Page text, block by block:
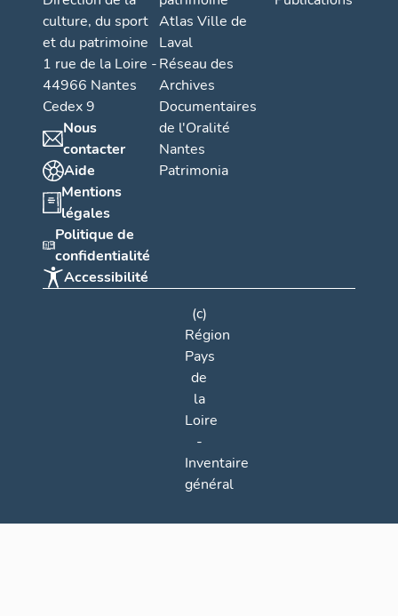
culture, du sport
et du patrimoine
1 rue de la Loire -
44966 Nantes
Cedex 9
Nous
contacter
Aide
Mentions
légales
Politique de
confidentialité
Accessibilité
Atlas Ville de
Laval
Réseau des
Archives
Documentaires
de l'Oralité
Nantes
Patrimonia
(c)
Région
Pays
de
la
Loire
-
Inventaire
général